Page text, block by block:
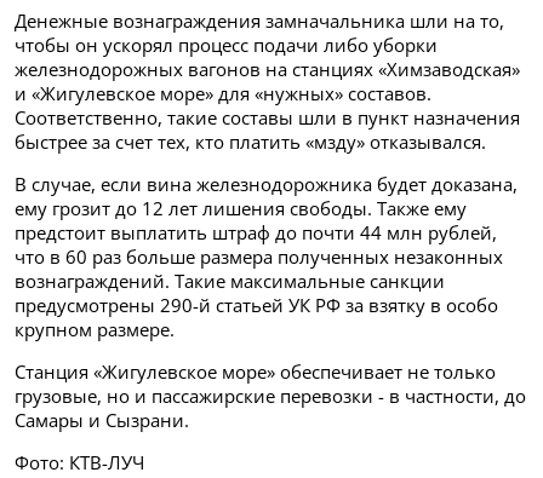
Денежные вознаграждения замначальника шли на то,
чтобы он ускорял процесс подачи либо уборки
железнодорожных вагонов на станциях «Химзаводская»
и «Жигулевское море» для «нужных» составов.
Соответственно, такие составы шли в пункт назначения
быстрее за счет тех, кто платить «мзду» отказывался.
В случае, если вина железнодорожника будет доказана,
ему грозит до 12 лет лишения свободы. Также ему
предстоит выплатить штраф до почти 44 млн рублей,
что в 60 раз больше размера полученных незаконных
вознаграждений. Такие максимальные санкции
предусмотрены 290-й статьей УК РФ за взятку в особо
крупном размере.
Станция «Жигулевское море» обеспечивает не только
грузовые, но и пассажирские перевозки - в частности, до
Самары и Сызрани.
Фото: КТВ-ЛУЧ